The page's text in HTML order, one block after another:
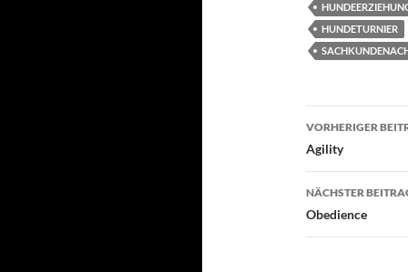
HUNDETURNIER
VORHERIGER
Agility
NÄCHSTER
Obedience